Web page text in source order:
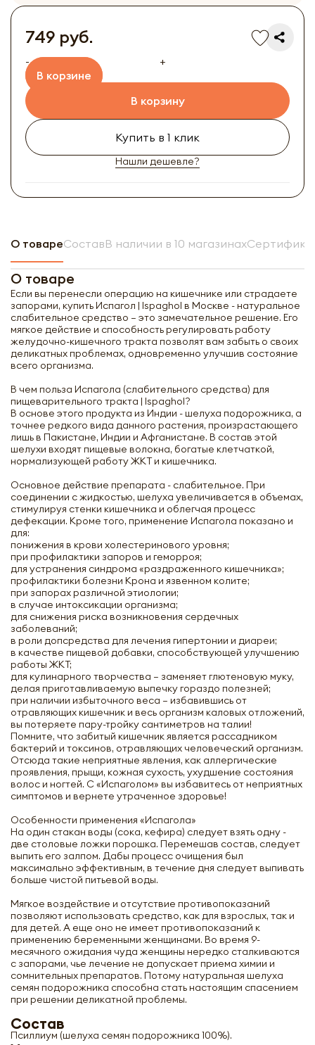
749 руб.
-
+
В корзине
В корзину
Купить в 1 клик
Нашли дешевле?
О товареСоставВ наличии в 10 магазинах
О товаре
Если вы перенесли операцию на кишечнике или страдаете
запорами, купить Испагол | Ispaghol в Москве - натуральное
слабительное средство – это замечательное решение. Его
мягкое действие и способность регулировать работу
желудочно-кишечного тракта позволят вам забыть о своих
деликатных проблемах, одновременно улучшив состояние
всего организма.
В чем польза Испагола (слабительного средства) для
пищеварительного тракта | Ispaghol?
В основе этого продукта из Индии - шелуха подорожника, а
точнее редкого вида данного растения, произрастающего
лишь в Пакистане, Индии и Афганистане. В состав этой
шелухи входят пищевые волокна, богатые клетчаткой,
нормализующей работу ЖКТ и кишечника.
Основное действие препарата - слабительное. При
соединении с жидкостью, шелуха увеличивается в объемах,
стимулируя стенки кишечника и облегчая процесс
дефекации. Кроме того, применение Испагола показано и
для:
понижения в крови холестеринового уровня;
при профилактики запоров и геморроя;
для устранения синдрома «раздраженного кишечника»;
профилактики болезни Крона и язвенном колите;
при запорах различной этиологии;
в случае интоксикации организма;
для снижения риска возникновения сердечных
заболеваний;
в роли допсредства для лечения гипертонии и диареи;
в качестве пищевой добавки, способствующей улучшению
работы ЖКТ;
для кулинарного творчества – заменяет глютеновую муку,
делая приготавливаемую выпечку гораздо полезней;
при наличии избыточного веса – избавившись от
отравляющих кишечник и весь организм каловых отложений,
вы потеряете пару-тройку сантиметров на талии!
Помните, что забитый кишечник является рассадником
бактерий и токсинов, отравляющих человеческий организм.
Отсюда такие неприятные явления, как аллергические
проявления, прыщи, кожная сухость, ухудшение состояния
волос и ногтей. С «Испаголом» вы избавитесь от неприятных
симптомов и вернете утраченное здоровье!
Особенности применения «Испагола»
На один стакан воды (сока, кефира) следует взять одну -
две столовые ложки порошка. Перемешав состав, следует
выпить его залпом. Дабы процесс очищения был
максимально эффективным, в течение дня следует выпивать
больше чистой питьевой воды.
Мягкое воздействие и отсутствие противопоказаний
позволяют использовать средство, как для взрослых, так и
для детей. А еще оно не имеет противопоказаний к
применению беременными женщинами. Во время 9-
месячного ожидания чуда женщины нередко сталкиваются
с запорами, чье лечение не допускает приема химии и
сомнительных препаратов. Потому натуральная шелуха
семян подорожника способна стать настоящим спасением
при решении деликатной проблемы.
Состав
Псиллиум (шелуха семян подорожника 100%).
Испагол (Ispagol) слабительное
средство Hashmi | Хашми 140г
- +